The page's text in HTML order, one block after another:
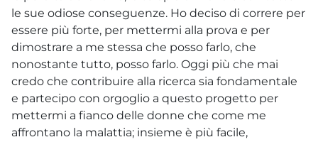
le sue odiose conseguenze. Ho deciso di correre per
essere più forte, per mettermi alla prova e per
dimostrare a me stessa che posso farlo, che
nonostante tutto, posso farlo. Oggi più che mai
credo che contribuire alla ricerca sia fondamentale
e partecipo con orgoglio a questo progetto per
mettermi a fianco delle donne che come me
affrontano la malattia; insieme è più facile,